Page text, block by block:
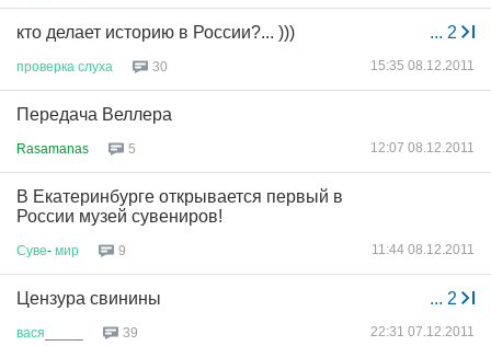
... 2
кто делает историю в России?... )))
проверка слуха 30 15:35 08.12.2011
Передача Веллера
Rasamanas 5 12:07 08.12.2011
В Екатеринбурге открывается первый в
России музей сувениров!
Суве- мир 9 11:44 08.12.2011
... 2
Цензура свинины
вася 39 22:31 07.12.2011